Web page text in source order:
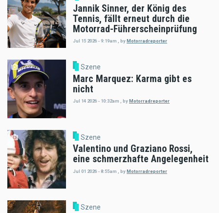
Jannik Sinner, der König des
Tennis, fällt erneut durch die
Motorrad-Führerscheinprüfung
Jul 15 2026 - 9:19am byMotorradreporter
Szene
Marc Marquez: Karma gibt es
nicht
Jul 14 2026 - 10:32am byMotorradreporter
Szene
Valentino und Graziano Rossi,
eine schmerzhafte Angelegenheit
Jul 01 2026 - 8:55am byMotorradreporter
Szene